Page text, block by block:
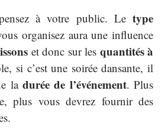
à votre public. Le type
organisez aura une influence
et donc sur les quantités à
si c’est une soirée dansante, il
la durée de l’événement. Plus
plus vous devrez fournir des